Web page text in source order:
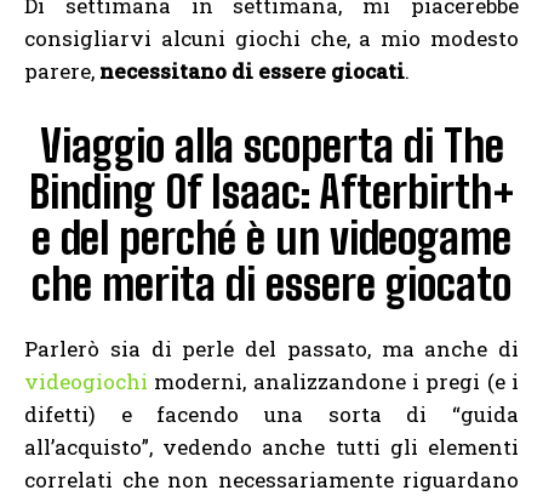
consigliarvi alcuni giochi che, a mio modesto
parere, necessitano di essere giocati.
Viaggio alla scoperta di The
Binding Of Isaac: Afterbirth+
e del perché è un videogame
che merita di essere giocato
Parlerò sia di perle del passato, ma anche di
videogiochi moderni, analizzandone i pregi (e i
difetti) e facendo una sorta di “guida
all’acquisto”, vedendo anche tutti gli elementi
correlati che non necessariamente riguardano